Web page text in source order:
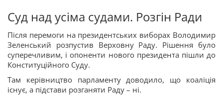
Суд над усіма судами. Розгін Ради
Після перемоги на президентських виборах Володимир
Зеленський розпустив Верховну Раду. Рішення було
суперечливим, і опоненти нового президента пішли до
Конституційного Суду.
Там керівництво парламенту доводило, що коаліція
існує, а підстави розганяти Раду – ні.